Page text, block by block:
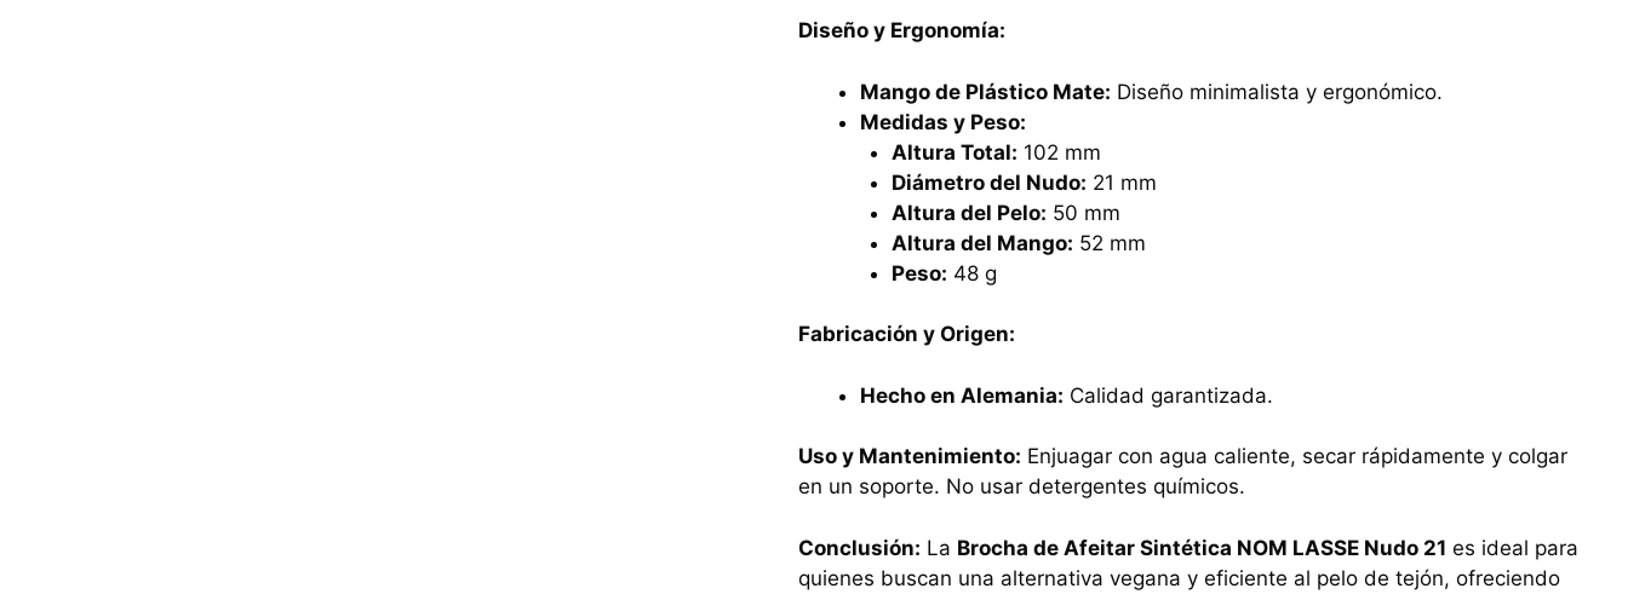
Diseño y Ergonomía:
Mango de Plástico Mate: Diseño minimalista y ergonómico.
Medidas y Peso:
Altura Total: 102 mm
Diámetro del Nudo: 21 mm
Altura del Pelo: 50 mm
Altura del Mango: 52 mm
Peso: 48 g
Fabricación y Origen:
Hecho en Alemania: Calidad garantizada.
Uso y Mantenimiento: Enjuagar con agua caliente, secar rápidamente y colgar
en un soporte. No usar detergentes químicos.
Conclusión: La Brocha de Afeitar Sintética NOM LASSE Nudo 21 es ideal para
quienes buscan una alternativa vegana y eficiente al pelo de tejón, ofreciendo